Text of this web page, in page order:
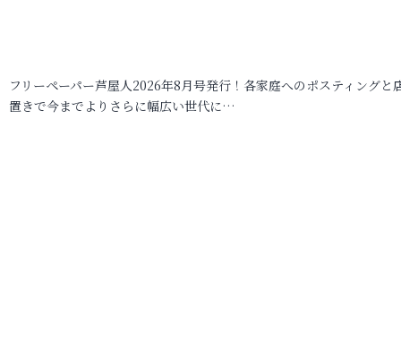
フリーペーパー芦屋人2026年8月号発行！各家庭へのポスティングと
置きで今までよりさらに幅広い世代に…